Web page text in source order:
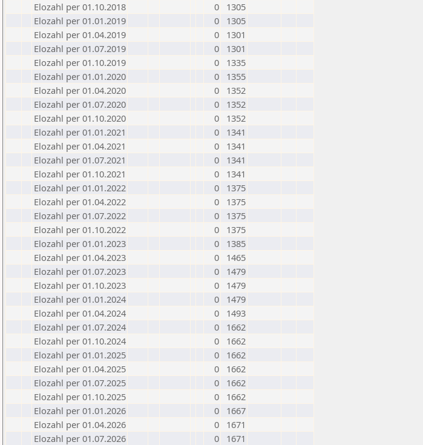
Elozahl per 01.10.2018
0
1305
Elozahl per 01.01.2019
0
1305
Elozahl per 01.04.2019
0
1301
Elozahl per 01.07.2019
0
1301
Elozahl per 01.10.2019
0
1335
Elozahl per 01.01.2020
0
1355
Elozahl per 01.04.2020
0
1352
Elozahl per 01.07.2020
0
1352
Elozahl per 01.10.2020
0
1352
Elozahl per 01.01.2021
0
1341
Elozahl per 01.04.2021
0
1341
Elozahl per 01.07.2021
0
1341
Elozahl per 01.10.2021
0
1341
Elozahl per 01.01.2022
0
1375
Elozahl per 01.04.2022
0
1375
Elozahl per 01.07.2022
0
1375
Elozahl per 01.10.2022
0
1375
Elozahl per 01.01.2023
0
1385
Elozahl per 01.04.2023
0
1465
Elozahl per 01.07.2023
0
1479
Elozahl per 01.10.2023
0
1479
Elozahl per 01.01.2024
0
1479
Elozahl per 01.04.2024
0
1493
Elozahl per 01.07.2024
0
1662
Elozahl per 01.10.2024
0
1662
Elozahl per 01.01.2025
0
1662
Elozahl per 01.04.2025
0
1662
Elozahl per 01.07.2025
0
1662
Elozahl per 01.10.2025
0
1662
Elozahl per 01.01.2026
0
1667
Elozahl per 01.04.2026
0
1671
Elozahl per 01.07.2026
0 1671